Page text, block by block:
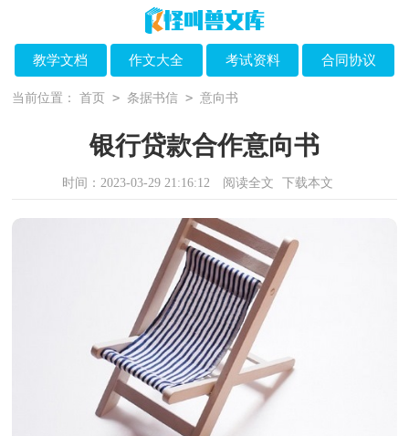
教学文档 作文大全 考试资料 合同协议
当前位置： 首页 > 条据书信 > 意向书
银行贷款合作意向书
时间：2023-03-29 21:16:12 阅读全文 下载本文